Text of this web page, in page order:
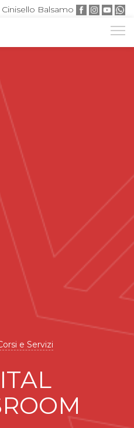
Cinisello Balsamo
e Servizi